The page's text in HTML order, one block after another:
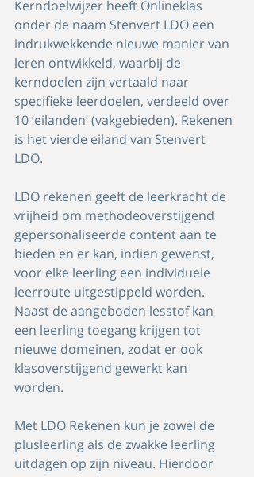
Kerndoelwijzer heeft Onlineklas
onder de naam Stenvert LDO een
indrukwekkende nieuwe manier van
leren ontwikkeld, waarbij de
kerndoelen zijn vertaald naar
specifieke leerdoelen, verdeeld over
10 ‘eilanden’ (vakgebieden). Rekenen
is het vierde eiland van Stenvert
LDO.
LDO rekenen geeft de leerkracht de
vrijheid om methodeoverstijgend
gepersonaliseerde content aan te
bieden en er kan, indien gewenst,
voor elke leerling een individuele
leerroute uitgestippeld worden.
Naast de aangeboden lesstof kan
een leerling toegang krijgen tot
nieuwe domeinen, zodat er ook
klasoverstijgend gewerkt kan
worden.
Met LDO Rekenen kun je zowel de
plusleerling als de zwakke leerling
uitdagen op zijn niveau. Hierdoor